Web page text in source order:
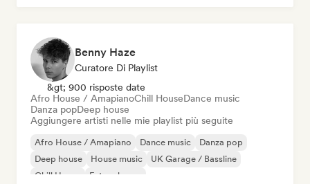
Benny Haze
Curatore Di Playlist
&gt; 900 risposte date
Afro House / AmapianoChill HouseDance music
Danza popDeep house
Aggiungere artisti nelle mie playlist più seguite
Afro House / Amapiano Dance music
Danza pop
Deep house
House music
UK Garage / Bassline
Chill House
Future house